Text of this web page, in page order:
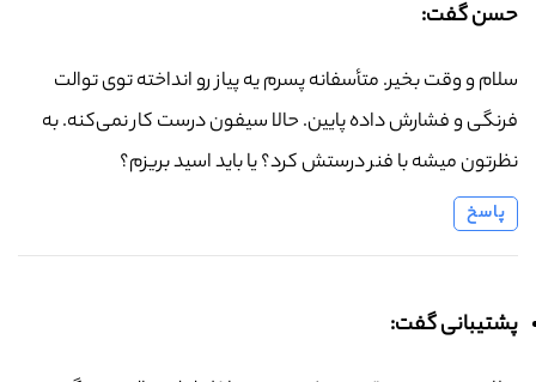
حسن گفت:
سلام و وقت بخیر. متأسفانه پسرم یه پیاز رو انداخته توی توالت
فرنگی و فشارش داده پایین. حالا سیفون درست کار نمی‌کنه. به
نظرتون میشه با فنر درستش کرد؟ یا باید اسید بریزم؟
پاسخ
پشتیبانی گفت: